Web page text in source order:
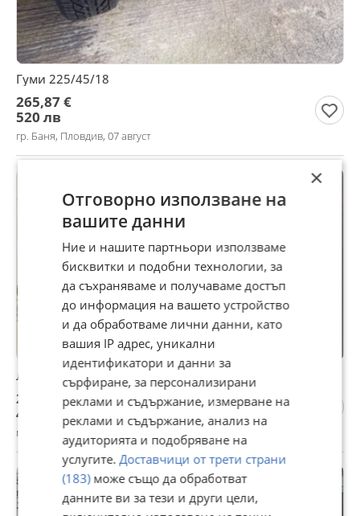
Гуми 225/45/18
265,87 €
520 лв
гр. Баня, Пловдив, 07 август
ЛЕД КРУШКИ НВ3-Н11
20,45 €
40 лв
гр. Баня, Пловдив, 07 август
×
Отговорно използване на
вашите данни
Ние и нашите партньори използваме
бисквитки и подобни технологии, за
да съхраняваме и получаваме достъп
до информация на вашето устройство
и да обработваме лични данни, като
вашия IP адрес, уникални
идентификатори и данни за
сърфиране, за персонализирани
реклами и съдържание, измерване на
реклами и съдържание, анализ на
аудиторията и подобряване на
услугите.Доставчици от трети страни
(183)може също да обработват
данните ви за тези и други цели,